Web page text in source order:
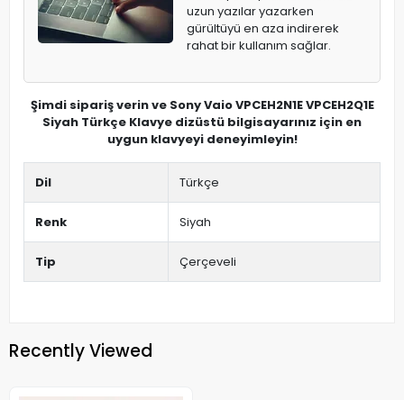
uzun yazılar yazarken
gürültüyü en aza indirerek
rahat bir kullanım sağlar.
Şimdi sipariş verin ve Sony Vaio VPCEH2N1E VPCEH2Q1E
Siyah Türkçe Klavye dizüstü bilgisayarınız için en
uygun klavyeyi deneyimleyin!
Dil Türkçe
Renk Siyah
Tip Çerçeveli
Recently Viewed